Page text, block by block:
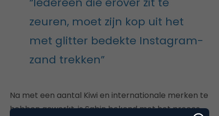
zeuren, moet zijn kop uit het
met glitter bedekte Instagram-
zand trekken”
Na met een aantal Kiwi en internationale merken te
hebben gewerkt, is Sabin bekend met het proces